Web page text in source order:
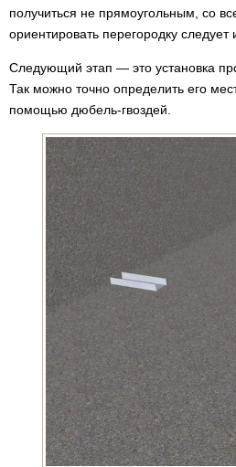
получиться не прямоугольным, со
ориентировать перегородку
Следующий этап — это установка
Так можно точно определить его
помощью дюбель-гвоздей.